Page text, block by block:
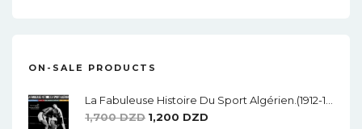
ON-SALE PRODUCTS
1,700DZD Le
1,200 DZD